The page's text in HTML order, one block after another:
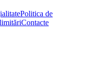
Politica de
Contacte